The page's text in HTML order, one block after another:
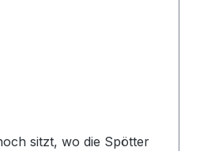
sitzt, wo die Spötter